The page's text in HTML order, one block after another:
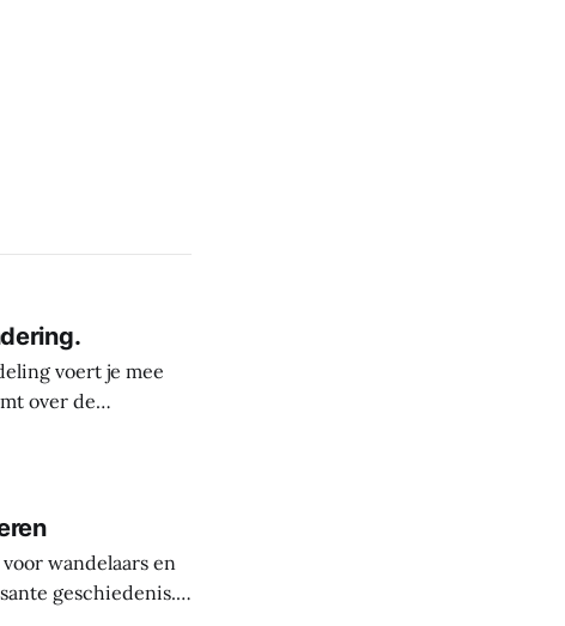
voert je mee
over de
plekken in
wandelaars en
geschiedenis.